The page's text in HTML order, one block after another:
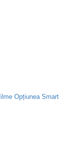
Opțiunea Smart